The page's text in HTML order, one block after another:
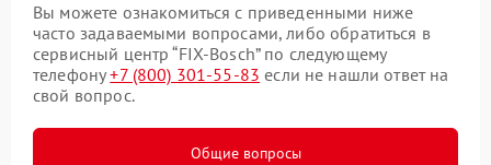
Вы можете ознакомиться с приведенными ниже
часто задаваемыми вопросами, либо обратиться в
сервисный центр “FIX-Bosch” по следующему
телефону+7 (800) 301-55-83 если не нашли ответ на
свой вопрос.
Общие вопросы